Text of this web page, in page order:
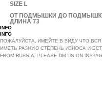
SIZE L
ОТ ПОДМЫШКИ ДО
ДЛИНА 73
INFO
INFO
ПОЖАЛУЙСТА, ИМЕЙТЕ В ВИДУ ЧТО
ИМЕТЬ РАЗНУЮ СТЕПЕНЬ ИЗНОСА И
FROM RUSSIA, PLEASE DM US ON